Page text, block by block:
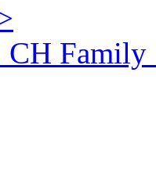
Family